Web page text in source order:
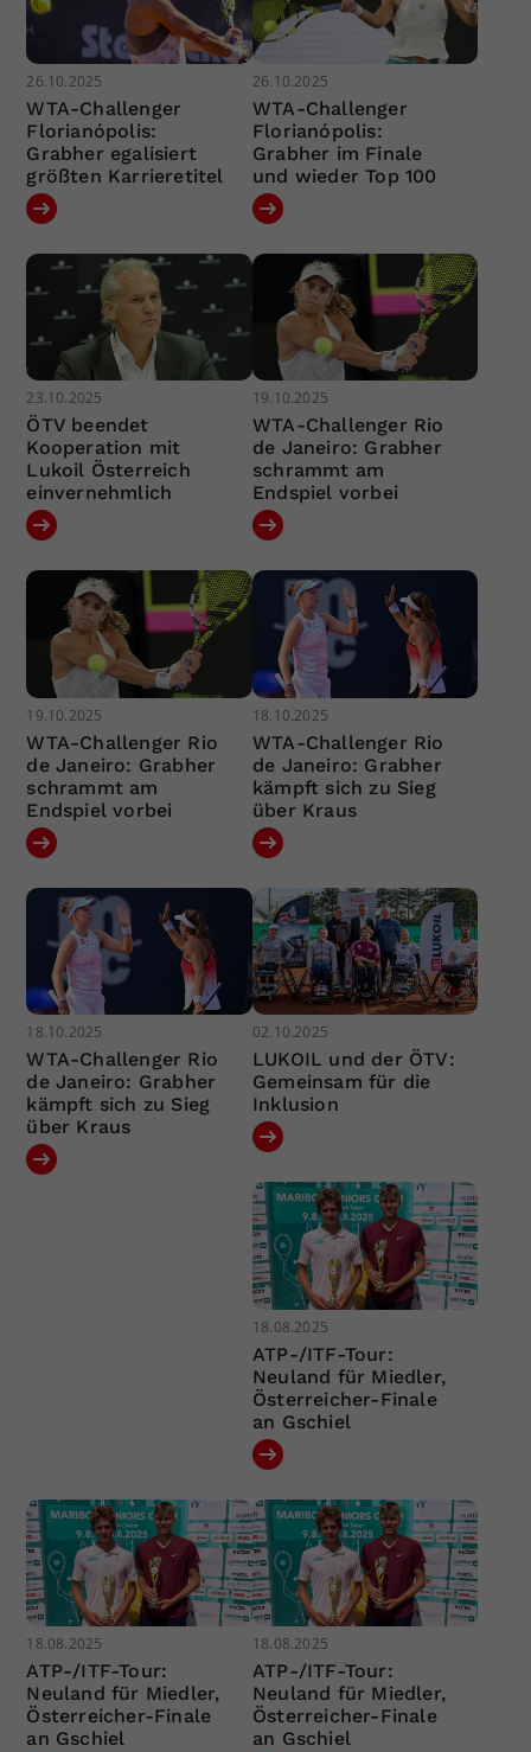
26.10.2025
WTA-Challenger
Florianópolis:
Grabher egalisiert
größten Karrieretitel
26.10.2025
WTA-Challenger
Florianópolis:
Grabher im Finale
und wieder Top 100
23.10.2025
ÖTV beendet
Kooperation mit
Lukoil Österreich
einvernehmlich
19.10.2025
WTA-Challenger Rio
de Janeiro: Grabher
schrammt am
Endspiel vorbei
19.10.2025
WTA-Challenger Rio
de Janeiro: Grabher
schrammt am
Endspiel vorbei
18.10.2025
WTA-Challenger Rio
de Janeiro: Grabher
kämpft sich zu Sieg
über Kraus
18.10.2025
WTA-Challenger Rio
de Janeiro: Grabher
kämpft sich zu Sieg
über Kraus
02.10.2025
LUKOIL und der ÖTV:
Gemeinsam für die
Inklusion
18.08.2025
ATP-/ITF-Tour:
Neuland für Miedler,
Österreicher-Finale
an Gschiel
18.08.2025
ATP-/ITF-Tour:
Neuland für Miedler,
Österreicher-Finale
an Gschiel
18.08.2025
ATP-/ITF-Tour:
Neuland für Miedler,
Österreicher-Finale
an Gschiel